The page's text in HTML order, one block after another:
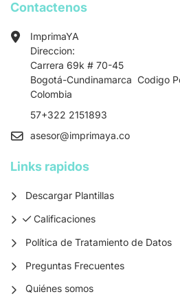
Contactenos
ImprimaYA
Direccion:
Carrera 69k # 70-45
Bogotá-Cundinamarca Codigo
Colombia
57+322 2151893
asesor@imprimaya.co
Links rapidos
Descargar Plantillas
Calificaciones
Calificaciones
Política de Tratamiento de Datos
Preguntas Frecuentes
Quiénes somos